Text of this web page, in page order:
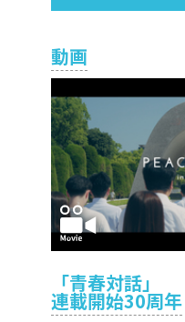
動画
「青春対話」
連載開始30周年